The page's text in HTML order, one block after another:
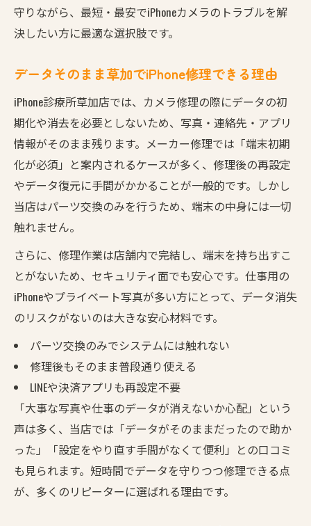
守りながら、最短・最安でiPhoneカメラのトラブルを解
決したい方に最適な選択肢です。
データそのまま草加でiPhone修理できる理由
iPhone診療所草加店では、カメラ修理の際にデータの初
期化や消去を必要としないため、写真・連絡先・アプリ
情報がそのまま残ります。メーカー修理では「端末初期
化が必須」と案内されるケースが多く、修理後の再設定
やデータ復元に手間がかかることが一般的です。しかし
当店はパーツ交換のみを行うため、端末の中身には一切
触れません。
さらに、修理作業は店舗内で完結し、端末を持ち出すこ
とがないため、セキュリティ面でも安心です。仕事用の
iPhoneやプライベート写真が多い方にとって、データ消失
のリスクがないのは大きな安心材料です。
パーツ交換のみでシステムには触れない
修理後もそのまま普段通り使える
LINEや決済アプリも再設定不要
「大事な写真や仕事のデータが消えないか心配」という
声は多く、当店では「データがそのままだったので助か
った」「設定をやり直す手間がなくて便利」との口コミ
も見られます。短時間でデータを守りつつ修理できる点
が、多くのリピーターに選ばれる理由です。